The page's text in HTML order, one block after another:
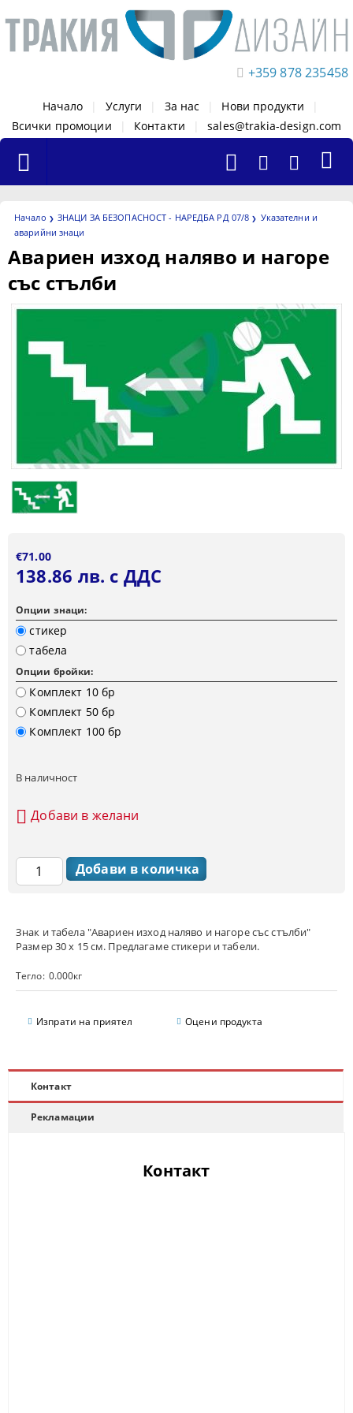
+359 878 235458
Начало Услуги За нас Нови продукти
Всички промоции
Контакти sales@trakia-design.com
Начало ЗНАЦИ ЗА БЕЗОПАСНОСТ - НАРЕДБА РД 07/8
Указателни и
аварийни знаци
Авариен изход наляво и нагоре
със стълби
Знак и табела "Авариен изход наляво и нагоре със стълби"
Размер 30 х 15 см. Предлагаме стикери и табели.
Тегло: 0.000кг
Изпрати на приятел Оцени продукта
€71.00
138.86 лв. с ДДС
Опции знаци:
стикер
табела
Опции бройки:
Комплект 10 бр
Комплект 50 бр
Комплект 100 бр
В наличност
Добави в желани
Контакт
Рекламации
Контакт